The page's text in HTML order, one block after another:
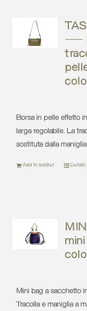
–
Borsa in pelle effetto
larga regolabile. La
sostituta dalla
Add to basket Details
Mini bag a sacchetto
Tracolla e maniglia a